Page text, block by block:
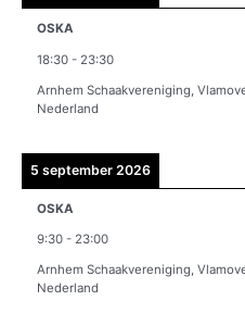
OSKA
18:30 - 23:30
Arnhem Schaakvereniging,
Nederland
5 september 2026
OSKA
9:30 - 23:00
Arnhem Schaakvereniging,
Nederland